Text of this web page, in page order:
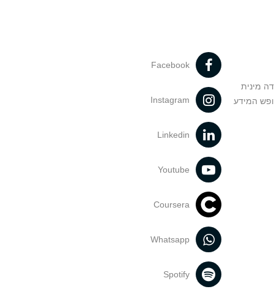
מינית
המידע
Facebook
Instagram
Linkedin
Youtube
Coursera
Whatsapp
Spotify